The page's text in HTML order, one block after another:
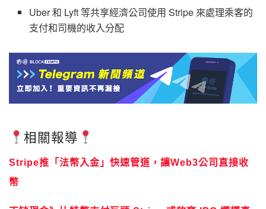
Uber 和 Lyft 等共享經濟公司使用 Stripe 來處理乘客的
支付和司機的收入分配
相關報導
Stripe推「法幣入金」快速管道，讓Web3公司直接收
幣